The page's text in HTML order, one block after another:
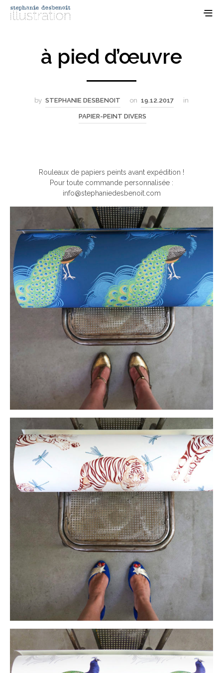
à pied d’œuvre
by STEPHANIE DESBENOIT on 19.12.2017 in
PAPIER-PEINT DIVERS
Rouleaux de papiers peints avant expédition !
Pour toute commande personnalisée :
info@stephaniedesbenoit.com